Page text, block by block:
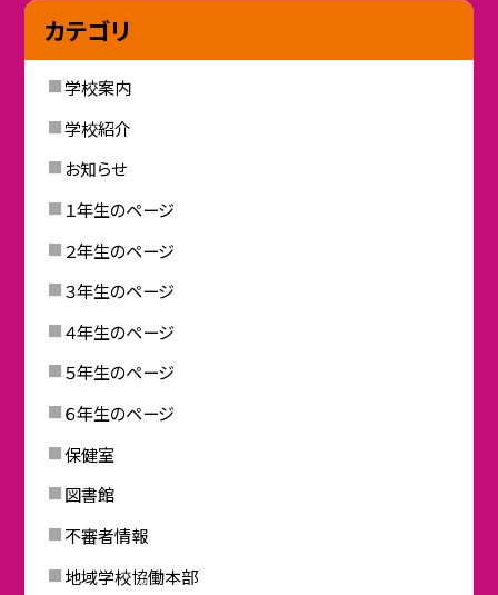
カテゴリ
学校案内
学校紹介
お知らせ
１年生のページ
２年生のページ
３年生のページ
４年生のページ
５年生のページ
６年生のページ
保健室
図書館
不審者情報
地域学校協働本部